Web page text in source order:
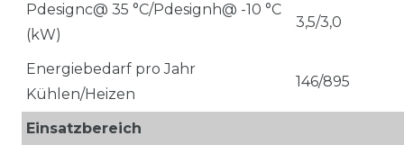
Pdesignc@ 35 °C/Pdesignh@ -10 °C
(kW)
3,5/3,0
Energiebedarf pro Jahr
Kühlen/Heizen
146/895
Einsatzbereich